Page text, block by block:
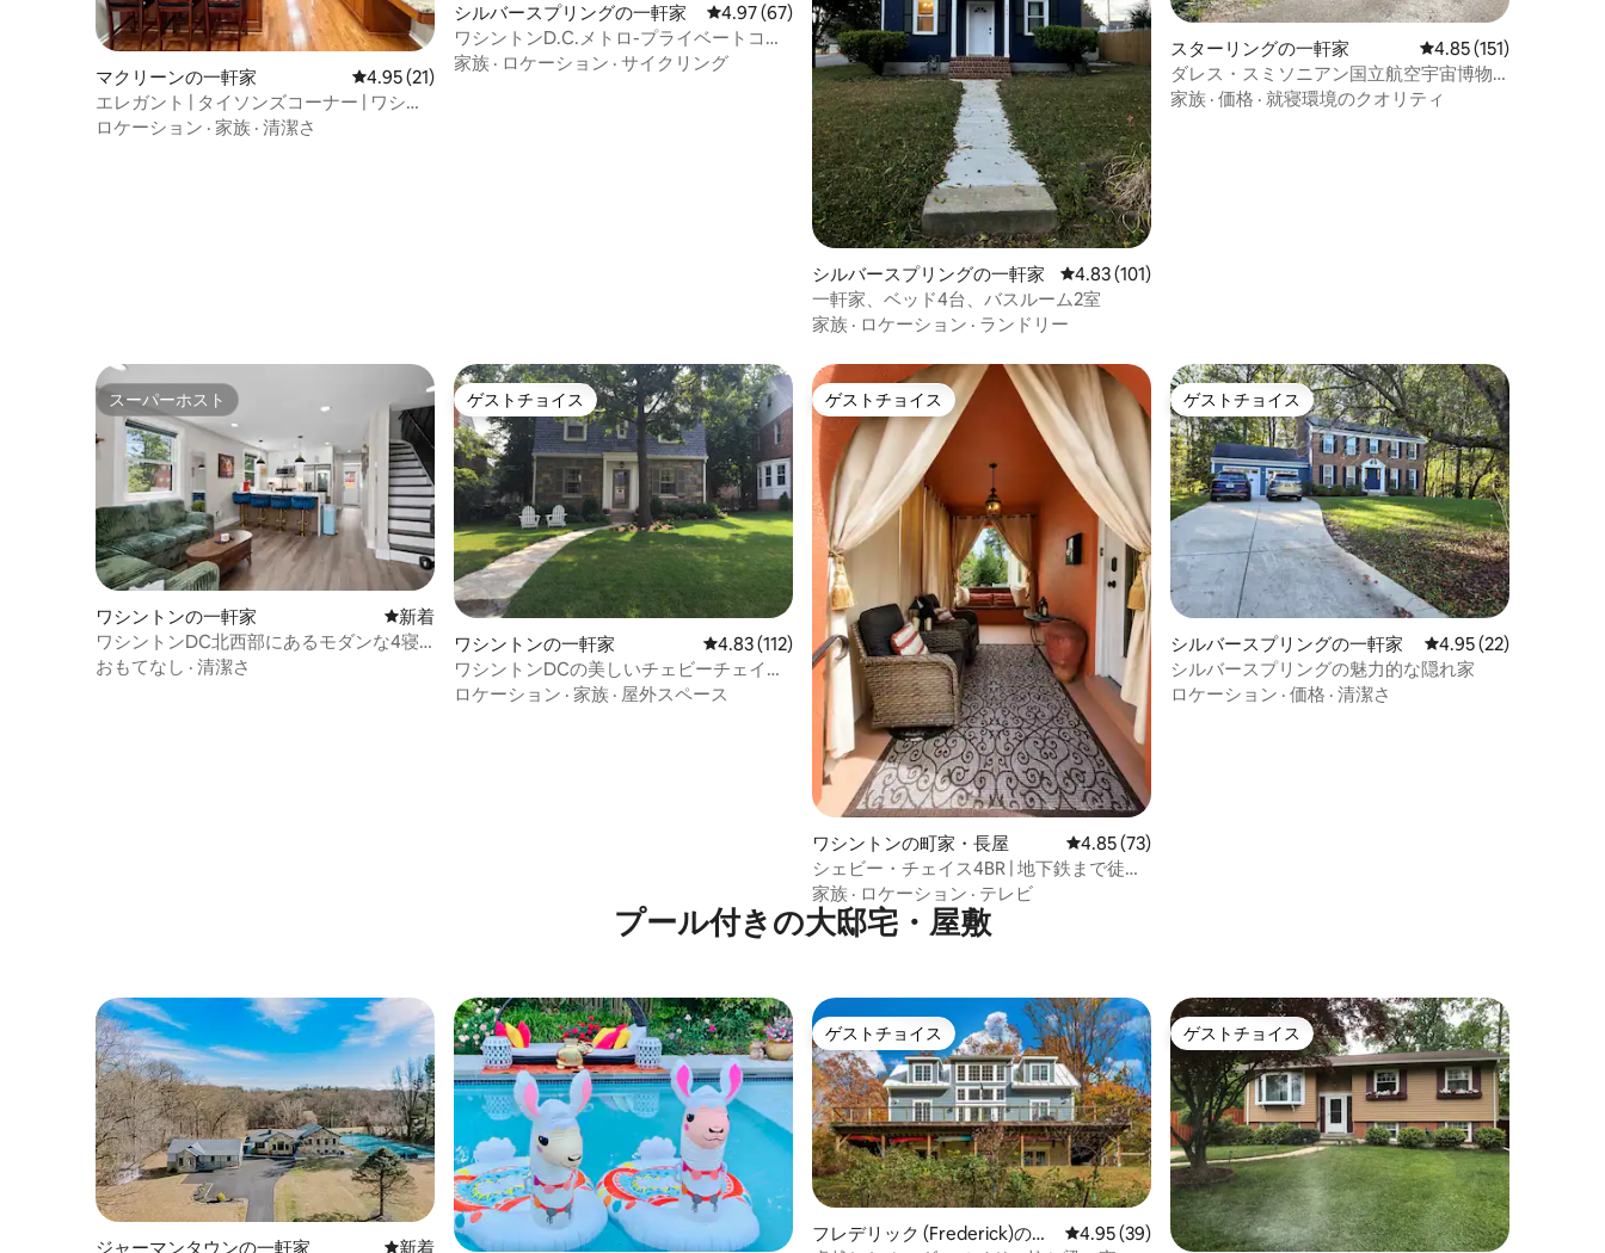
マクリーンの一軒家 レビュー21件、5つ星中4.95つ星の平均評価
4.95 (21)
エレガント | タイソンズコーナー | ワシン
トンDCまで20分
ロケーション · 家族 · 清潔さ
シルバースプリングの一軒家 レビュー67件、5つ星中4.97つ星の平均評価
4.97 (67)
ワシントンD.C.メトロ-プライベートコテ
ージ-清潔-ペット可
家族 · ロケーション · サイクリング
シルバースプリングの一軒家 レビュー101件、5つ星中4.83つ星の平均評価
4.83 (101)
一軒家、ベッド4台、バスルーム2室
家族 · ロケーション · ランドリー
スターリングの一軒家 レビュー151件、5つ
4.85 (151)
ダレス・スミソニアン国立航空宇宙博物
館
家族 · 価格 · 就寝環境のクオリティ
スーパーホスト
スーパーホスト
ワシントンの一軒家 新しい宿泊先
新着
ワシントンDC北西部にあるモダンな4寝
室の隠れ家
おもてなし · 清潔さ
ゲストチョイス
ゲストチョイス
ワシントンの一軒家 レビュー112件、5つ星中4.83つ星の平均評価
4.83 (112)
ワシントンDCの美しいチェビーチェイス
にある宿泊先
ロケーション · 家族 · 屋外スペース
ゲストチョイス
ゲストチョイス
ワシントンの町家・長屋 レビュー73件、5つ星中4.85つ星の平均評価
4.85 (73)
シェビー・チェイス4BR | 地下鉄まで徒歩 |
高級寝具
家族 · ロケーション · テレビ
ゲストチョイス
ゲストチョイス
シルバースプリングの一軒家 レビュー22件、5つ
4.95 (22)
シルバースプリングの魅力的な隠れ家
ロケーション · 価格 · 清潔さ
プール付きの大邸宅・屋敷
ジャーマンタウンの一軒家 新しい宿泊先
新着
ゲストチョイス
ゲストチョイス
フレデリック (Frederick)のロ
レビュー39件、5つ星中4.95つ星の平均評価
4.95 (39)
ゲストチョイス
ゲストチョイス